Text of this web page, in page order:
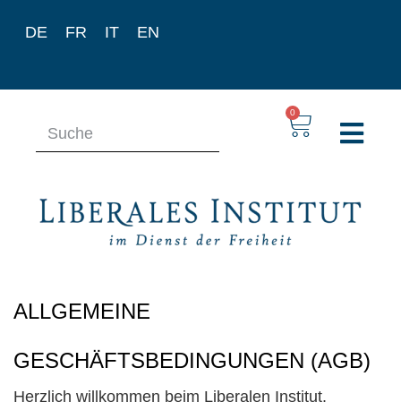
DE FR IT EN
0
ALLGEMEINE
GESCHÄFTSBEDINGUNGEN (AGB)
Herzlich willkommen beim Liberalen Institut.